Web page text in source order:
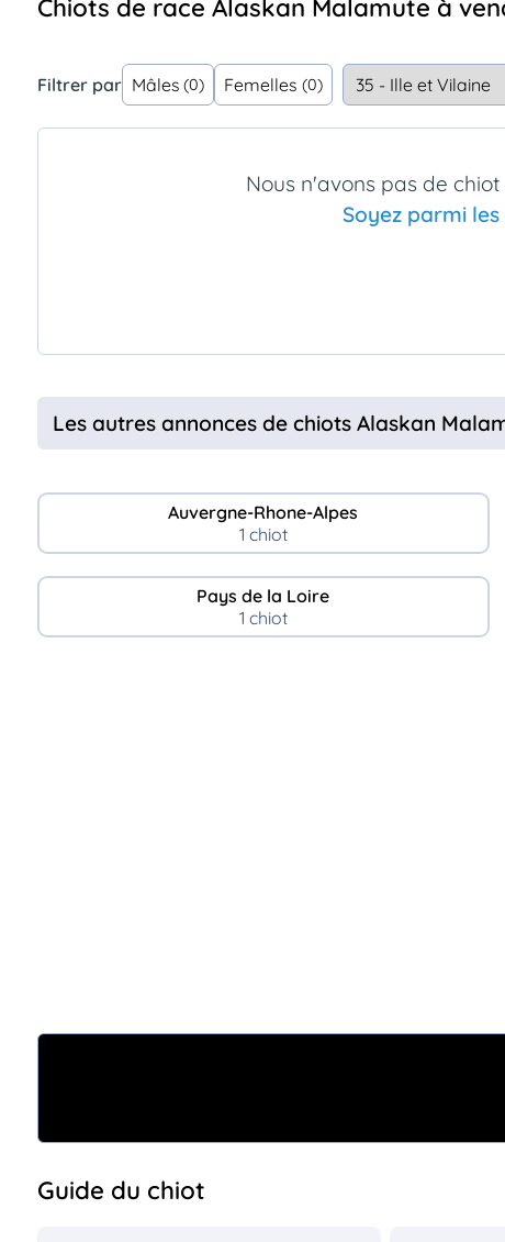
Assurances
Connexion
Chiots de race Alaskan Malamute à
Filtrer par Mâles (0) Femelles (0)
Nous n'avons pas de
Soyez parmi
Les autres annonces de chiots Alaskan
Auvergne-Rhone-Alpes
1 chiot
Pays de la Loire
1 chiot
Guide du chiot